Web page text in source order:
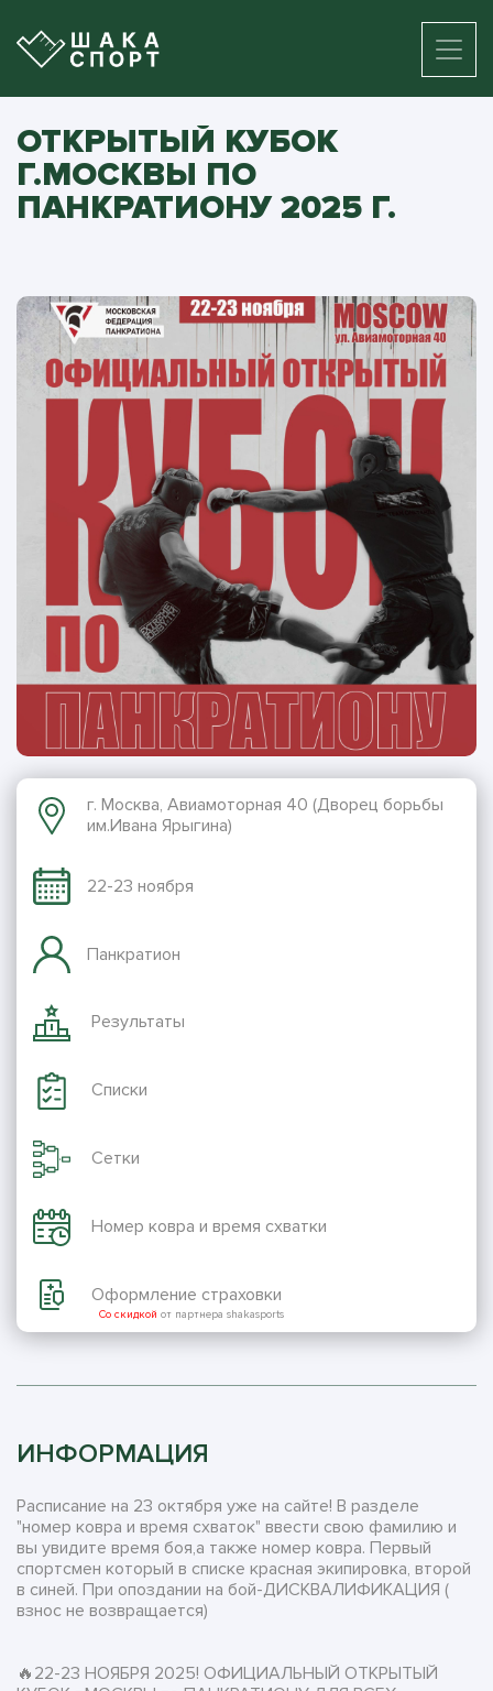
ОТКРЫТЫЙ КУБОК
Г.МОСКВЫ ПО
ПАНКРАТИОНУ 2025 Г.
г. Москва, Авиамоторная 40 (Дворец борьбы
им.Ивана Ярыгина)
22-23 ноября
Панкратион
Результаты
Списки
Сетки
Номер ковра и время схватки
Оформление страховки
Со скидкой от партнера shakasports
ИНФОРМАЦИЯ
Расписание на 23 октября уже на сайте! В разделе
"номер ковра и время схваток" ввести свою фамилию и
вы увидите время боя,а также номер ковра. Первый
спортсмен который в списке красная экипировка, второй
в синей. При опоздании на бой-ДИСКВАЛИФИКАЦИЯ (
взнос не возвращается)
🔥22-23 НОЯБРЯ 2025! ОФИЦИАЛЬНЫЙ ОТКРЫТЫЙ